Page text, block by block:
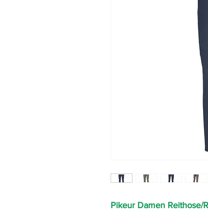
Pikeur Damen Reithose/